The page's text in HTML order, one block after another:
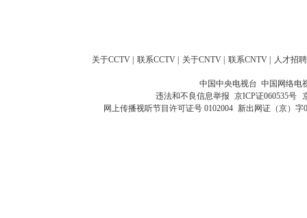
关于CCTV 联系CCTV 关于CNTV 联系CNTV 人才招聘
中国中央电视台 中国网络电
违法和不良信息举报 京ICP证060535号
网上传播视听节目许可证号 0102004 新出网证（京）